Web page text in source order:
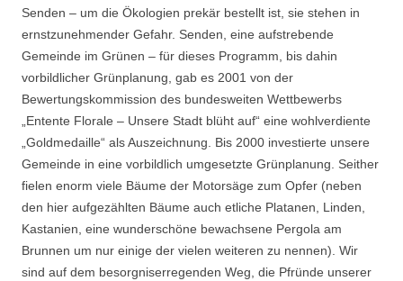
Senden – um die Ökologien prekär bestellt ist, sie stehen in
ernstzunehmender Gefahr. Senden, eine aufstrebende
Gemeinde im Grünen – für dieses Programm, bis dahin
vorbildlicher Grünplanung, gab es 2001 von der
Bewertungskommission des bundesweiten Wettbewerbs
„Entente Florale – Unsere Stadt blüht auf“ eine wohlverdiente
„Goldmedaille“ als Auszeichnung. Bis 2000 investierte unsere
Gemeinde in eine vorbildlich umgesetzte Grünplanung. Seither
fielen enorm viele Bäume der Motorsäge zum Opfer (neben
den hier aufgezählten Bäume auch etliche Platanen, Linden,
Kastanien, eine wunderschöne bewachsene Pergola am
Brunnen um nur einige der vielen weiteren zu nennen). Wir
sind auf dem besorgniserregenden Weg, die Pfründe unserer